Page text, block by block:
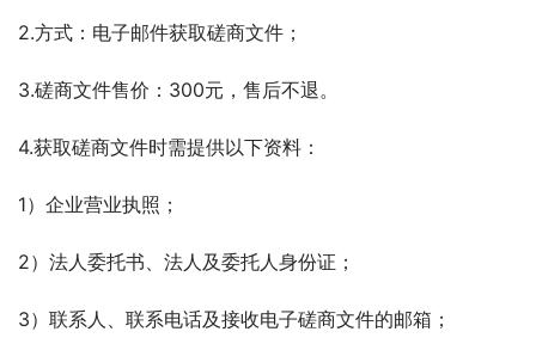
2.方式：电子邮件获取磋商文件；
3.磋商文件售价：300元，售后不退。
4.获取磋商文件时需提供以下资料：
1）企业营业执照；
2）法人委托书、法人及委托人身份证；
3）联系人、联系电话及接收电子磋商文件的邮箱；